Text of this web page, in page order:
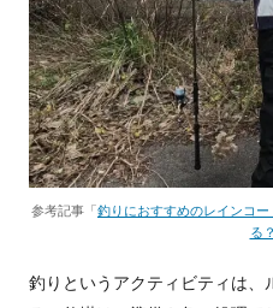
参考記事「釣りにおすすめのレインコ
る？
釣りというアクティビティは、